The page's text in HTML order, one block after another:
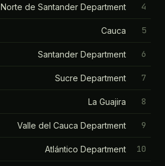
4
Norte de Santander Department
5
Cauca
6
Santander Department
7
Sucre Department
8
La Guajira
9
Valle del Cauca Department
10
Atlántico Department